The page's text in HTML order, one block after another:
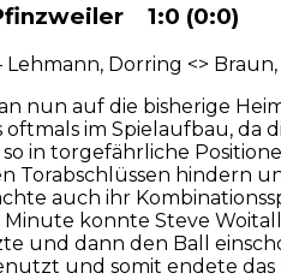
1:0 (0:0)
Dorring <>
nun auf die bisherige
im Spielaufbau,
in torgefährliche
Torabschlüssen hindern
auch ihr
konnte Steve
und dann den Ball
und somit endete